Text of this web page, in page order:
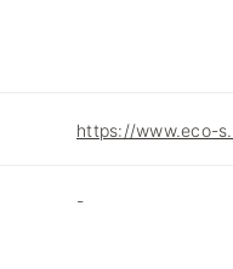
https://www.eco-
-